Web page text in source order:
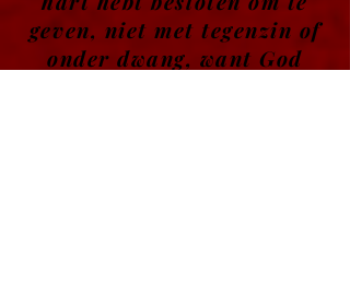
geven, niet met tegenzin of
onder dwang, want God